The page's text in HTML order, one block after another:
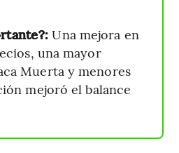
Una mejora en
una mayor
Muerta y menores
mejoró el balance